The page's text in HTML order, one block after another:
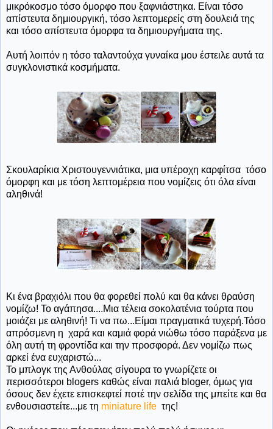
μικρόκοσμο τόσο όμορφο που ξαφνιάστηκα. Είναι τόσο
απίστευτα δημιουργική, τόσο λεπτομερείς στη δουλειά της
και τόσο απίστευτα όμορφα τα δημιουργήματα της.
Αυτή λοιπόν η τόσο ταλαντούχα γυναίκα μου έστειλε αυτά τα
συγκλονιστικά κοσμήματα.
Σκουλαρίκια Χριστουγεννιάτικα, μια υπέροχη καρφίτσα τόσο
όμορφη και με τόση λεπτομέρεια που νομίζεις ότι όλα είναι
αληθινά!
Κι ένα βραχιόλι που θα φορεθεί πολύ και θα κάνει θραύση
νομίζω! Το αγάπησα....Μια τέλεια σοκολατένια τούρτα που
μοιάζει με αληθινή! Τι να πω...Είμαι πραγματικά τυχερή.Τόσο
απρόσμενη η χαρά και καμιά φορά νιώθω τόσο παράξενα με
όλη αυτή τη φροντίδα και την προσφορά. Δεν νομίζω πως
αρκεί ένα ευχαριστώ...
Το μπλογκ της Ανθούλας σίγουρα το γνωρίζετε οι
περισσότεροι blogers καθώς είναι παλιά bloger, όμως για
όσους δεν έχετε επισκεφτεί ποτέ την σελίδα της μπείτε και θα
ενθουσιαστείτε...με τη miniature life της!